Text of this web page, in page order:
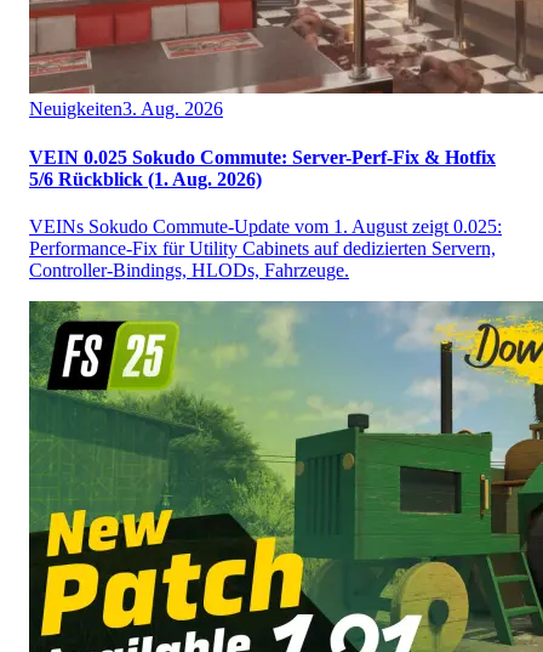
Neuigkeiten3. Aug. 2026
VEIN 0.025 Sokudo Commute: Server-Perf-Fix & Hotfix
5/6 Rückblick (1. Aug. 2026)
VEINs Sokudo Commute-Update vom 1. August zeigt 0.025:
Performance-Fix für Utility Cabinets auf dedizierten Servern,
Controller-Bindings, HLODs, Fahrzeuge.